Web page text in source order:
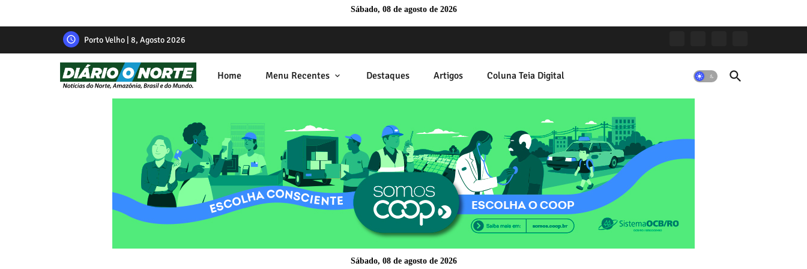
Sábado, 08 de agosto de 2026
Porto Velho | 8, Agosto 2026
Home Menu Recentes Destaques Artigos Coluna Teia Digital
Sábado, 08 de agosto de 2026